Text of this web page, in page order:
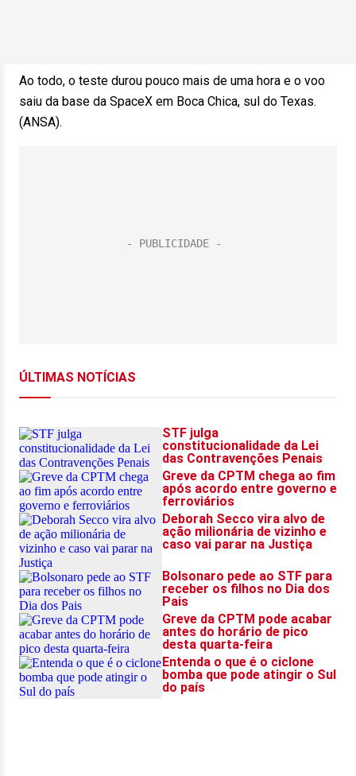
Ao todo, o teste durou pouco mais de uma hora e o voo
saiu da base da SpaceX em Boca Chica, sul do Texas.
(ANSA).